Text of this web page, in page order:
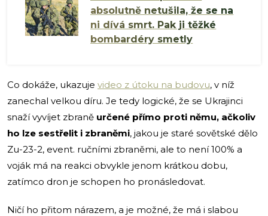
absolutně netušila, že se na
ni dívá smrt. Pak ji těžké
bombardéry smetly
Co dokáže, ukazuje video z útoku na budovu, v níž
zanechal velkou díru. Je tedy logické, že se Ukrajinci
snaží vyvíjet zbraně určené přímo proti němu, ačkoliv
ho lze sestřelit i zbraněmi, jakou je staré sovětské dělo
Zu-23-2, event. ručními zbraněmi, ale to není 100% a
voják má na reakci obvykle jenom krátkou dobu,
zatímco dron je schopen ho pronásledovat.
Ničí ho přitom nárazem, a je možné, že má i slabou